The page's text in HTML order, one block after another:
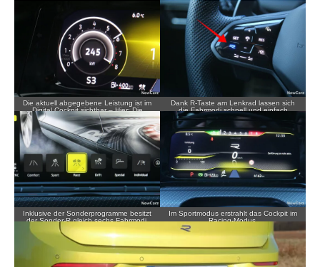
Die aktuell abgegebene Leistung ist im
Digital Cockpit sichtbar – Hier: Die
maximale Leistung liegt an.
Dank R-Taste am Lenkrad lassen sich
die Fahrmodi schnell und einfach
aufrufen.
Inklusive der Sonderprogramme besitzt
der Sonder-R gleich sechs Fahrmodi.
Im Sportmodus erstrahlt das Cockpit im
Racing-Modus.